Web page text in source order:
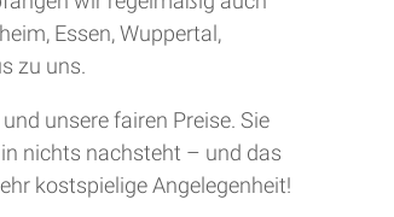
Essen, Wuppertal,
zu uns.
unsere fairen Preise. Sie
nichts nachsteht – und das
kostspielige Angelegenheit!